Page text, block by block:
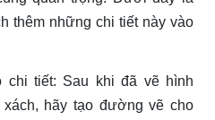
thêm những chi tiết này vào
chi tiết: Sau khi đã vẽ hình
hãy tạo đường vẽ cho